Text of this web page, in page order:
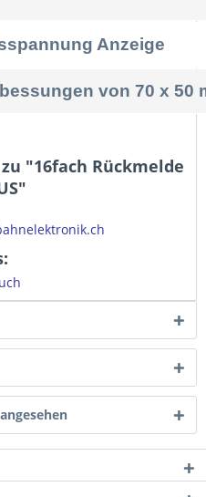
Anzeige
von 70 x 50
"16fach Rückmelde